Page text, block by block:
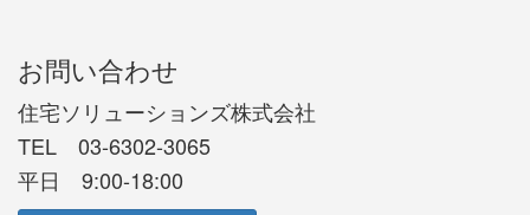
お問い合わせ
住宅ソリューションズ株式会社
TEL 03-6302-3065
平日 9:00-18:00